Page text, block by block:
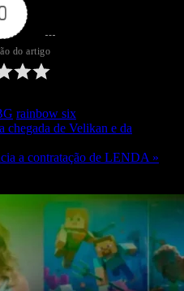
do artigo
rainbow six
chegada de Velikan e da
a contratação de LENDA »